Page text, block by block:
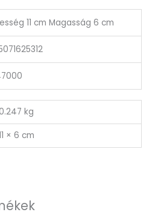
11 cm Magasság 6 cm
kg
× 6 cm